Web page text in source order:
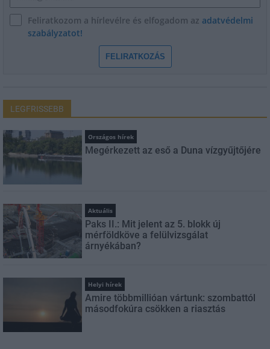
Feliratkozom a hírlevélre és elfogadom az adatvédelmi
szabályzatot!
FELIRATKOZÁS
LEGFRISSEBB
Országos hírek
Megérkezett az eső a Duna vízgyűjtőjére
Aktuális
Paks II.: Mit jelent az 5. blokk új
mérföldköve a felülvizsgálat
árnyékában?
Helyi hírek
Amire többmillióan vártunk: szombattól
másodfokúra csökken a riasztás